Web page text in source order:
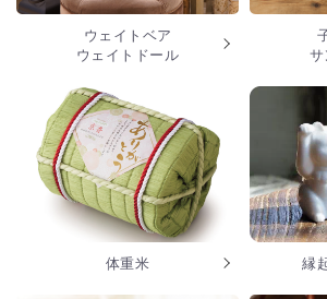
ウェイトベア
ウェイトドール
サ
体重米 縁